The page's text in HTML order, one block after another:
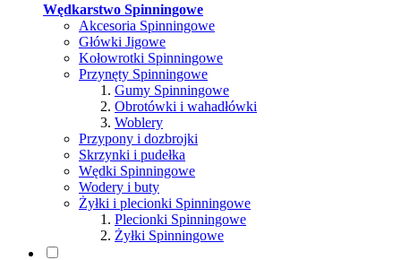
Wędkarstwo Spinningowe
Akcesoria Spinningowe
Główki Jigowe
Kołowrotki Spinningowe
Przynęty Spinningowe
Gumy Spinningowe
Obrotówki i wahadłówki
Woblery
Przypony i dozbrojki
Skrzynki i pudełka
Wędki Spinningowe
Wodery i buty
Żyłki i plecionki Spinningowe
Plecionki Spinningowe
Żyłki Spinningowe